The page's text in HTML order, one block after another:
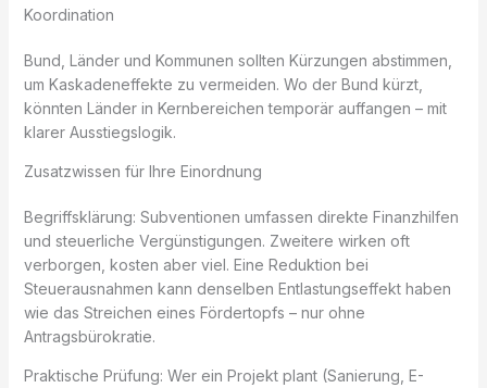
Koordination
Bund, Länder und Kommunen sollten Kürzungen abstimmen,
um Kaskadeneffekte zu vermeiden. Wo der Bund kürzt,
könnten Länder in Kernbereichen temporär auffangen – mit
klarer Ausstiegslogik.
Zusatzwissen für Ihre Einordnung
Begriffsklärung: Subventionen umfassen direkte Finanzhilfen
und steuerliche Vergünstigungen. Zweitere wirken oft
verborgen, kosten aber viel. Eine Reduktion bei
Steuerausnahmen kann denselben Entlastungseffekt haben
wie das Streichen eines Fördertopfs – nur ohne
Antragsbürokratie.
Praktische Prüfung: Wer ein Projekt plant (Sanierung, E-